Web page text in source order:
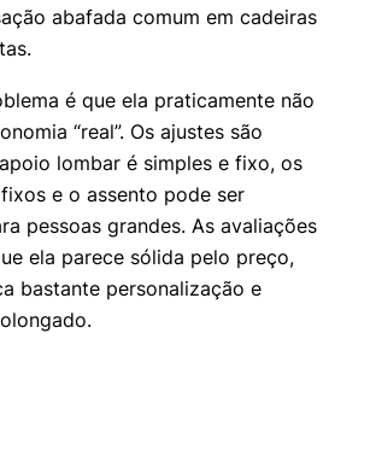
abafada comum em cadeiras
é que ela praticamente não
“real”. Os ajustes são
lombar é simples e fixo, os
e o assento pode ser
pessoas grandes. As avaliações
ela parece sólida pelo preço,
bastante personalização e